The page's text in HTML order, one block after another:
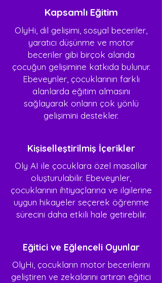
Kapsamlı Eğitim
OlyHi, dil gelişimi, sosyal beceriler,
yaratıcı düşünme ve motor
beceriler gibi birçok alanda
çocuğun gelişimine katkıda bulunur.
Ebeveynler, çocuklarının farklı
alanlarda eğitim almasını
sağlayarak onların çok yönlü
gelişimini destekler.
Kişiselleştirilmiş İçerikler
Oly AI ile çocuklara özel masallar
oluşturulabilir. Ebeveynler,
çocuklarının ihtiyaçlarına ve ilgilerine
uygun hikayeler seçerek öğrenme
sürecini daha etkili hale getirebilir.
Eğitici ve Eğlenceli Oyunlar
OlyHi, çocukların motor becerilerini
geliştiren ve zekalarını artıran eğitici